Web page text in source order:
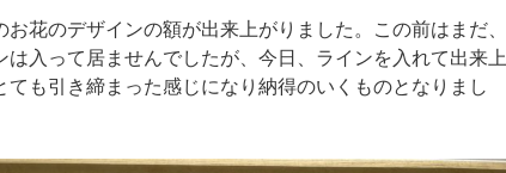
お花のデザインの額が出来上がりました。この前はまだ、
は入って居ませんでしたが、今日、ラインを入れて出来上
ても引き締まった感じになり納得のいくものとなりまし